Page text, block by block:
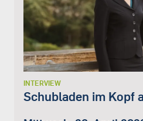
INTERVIEW
Schubladen im Kopf